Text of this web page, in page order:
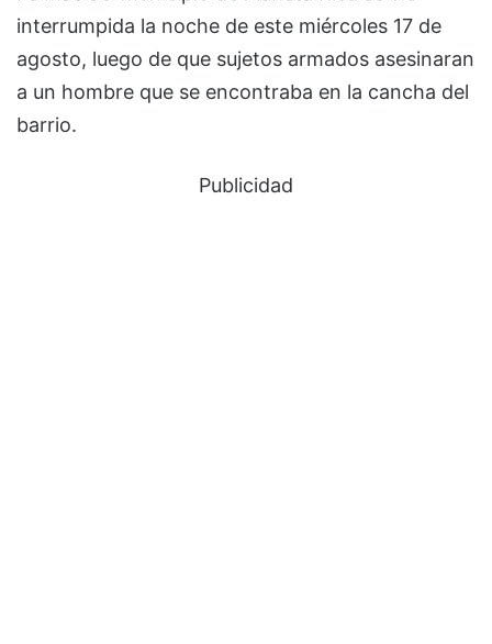
interrumpida la noche de este miércoles 17 de
agosto, luego de que sujetos armados asesinaran
a un hombre que se encontraba en la cancha del
barrio.
Publicidad